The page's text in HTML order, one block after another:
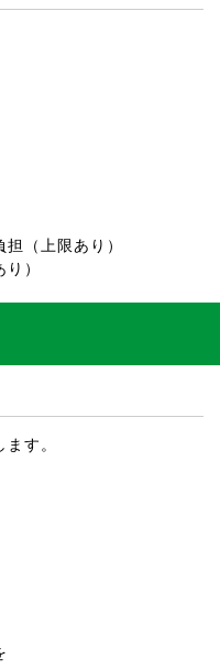
（上限あり）
）
す。